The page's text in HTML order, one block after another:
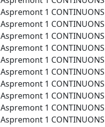
Aspremont 1 CONTINUONS
Aspremont 1 CONTINUONS
Aspremont 1
Aspremont 1 CONTINUONS
Aspremont 1 CONTINUONS
Aspremont 1 CONTINUONS
Aspremont 1
Aspremont 1 CONTINUONS
Aspremont 1 CONTINUONS
Aspremont 1